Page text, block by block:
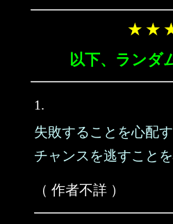
★ ★
以下、ランダ
1.
失敗することを心配す
チャンスを逃すことを
（ 作者不詳 ）